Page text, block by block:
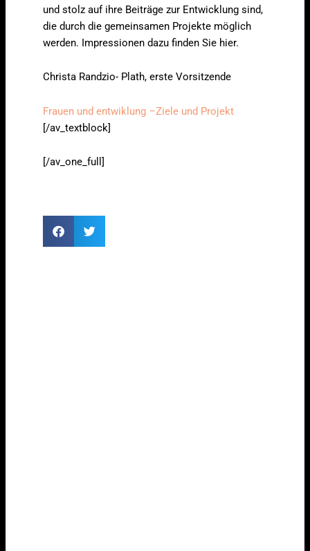
und stolz auf ihre Beiträge zur Entwicklung sind,
die durch die gemeinsamen Projekte möglich
werden. Impressionen dazu finden Sie hier.
Christa Randzio- Plath, erste Vorsitzende
Frauen und entwiklung –Ziele und Projekt
[/av_textblock]
[/av_one_full]